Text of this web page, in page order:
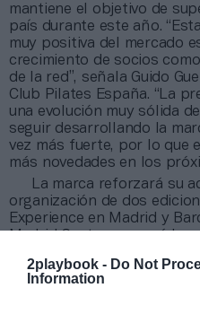
2playbook - Do Not
Information
mantiene el objetivo de
país durante este año.
muy positiva del mercado
crecimiento de socios
de la red”, señala Guido
Club Pilates España. “La
una evolución muy sólida
seguir desarrollando la
vez más fuerte, por lo que
más novedades en los
La marca reforzará su
organización de dos
Experience en Madrid y
convención anual de la
y directivos de Xponential